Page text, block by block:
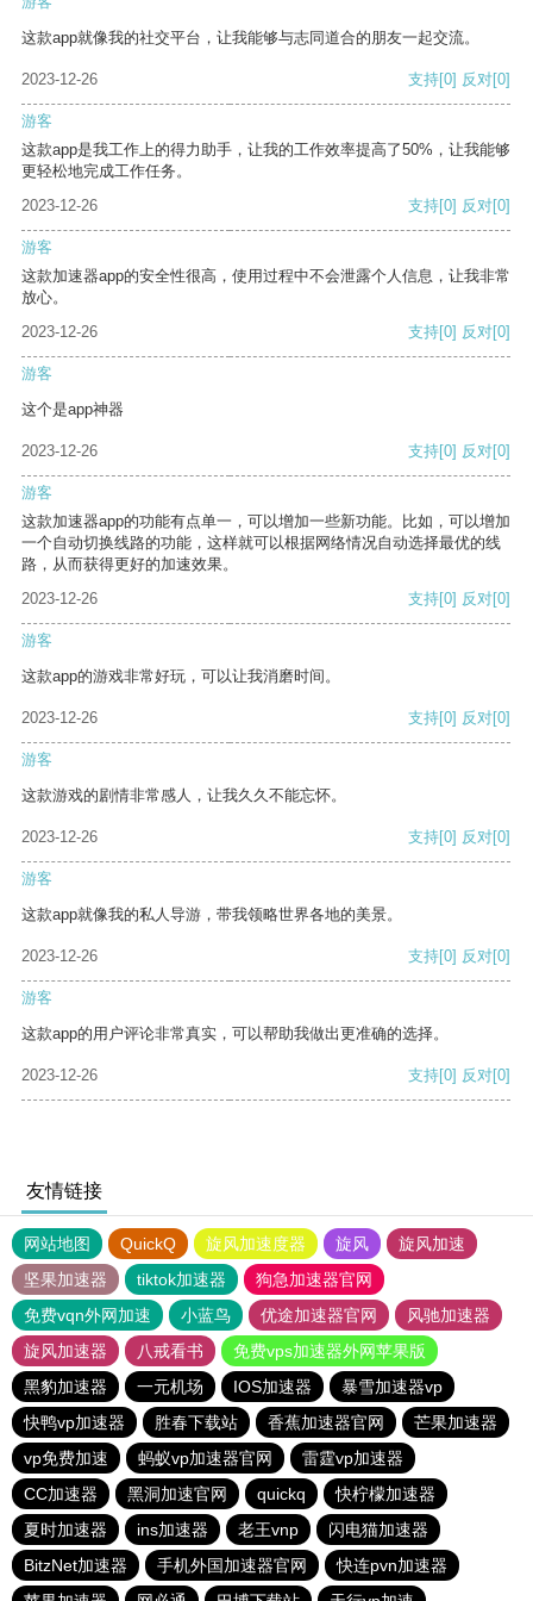
这款app就像我的社交平台，让我能够与志同道合的朋友一起交流。
2023-12-26 支持[0] 反对[0]
游客
这款app是我工作上的得力助手，让我的工作效率提高了50%，让我能够
更轻松地完成工作任务。
2023-12-26
支持[0] 反对[0]
游客
这款加速器app的安全性很高，使用过程中不会泄露个人信息，让我非常
放心。
2023-12-26
支持[0] 反对[0]
游客
这个是app神器
2023-12-26 支持[0] 反对[0]
游客
这款加速器app的功能有点单一，可以增加一些新功能。比如，可以增加
一个自动切换线路的功能，这样就可以根据网络情况自动选择最优的线
路，从而获得更好的加速效果。
2023-12-26
支持[0] 反对[0]
游客
这款app的游戏非常好玩，可以让我消磨时间。
2023-12-26 支持[0] 反对[0]
游客
这款游戏的剧情非常感人，让我久久不能忘怀。
2023-12-26 支持[0] 反对[0]
游客
这款app就像我的私人导游，带我领略世界各地的美景。
2023-12-26 支持[0] 反对[0]
游客
这款app的用户评论非常真实，可以帮助我做出更准确的选择。
2023-12-26 支持[0] 反对[0]
友情链接
网站地图 QuickQ 旋风加速度器 旋风
旋风加速
坚果加速器
tiktok加速器
狗急加速器官网
免费vqn外网加速
小蓝鸟 优途加速器官网
风驰加速器
旋风加速器
八戒看书
免费vps加速器外网苹果版
黑豹加速器
一元机场 IOS加速器
暴雪加速器vp
快鸭vp加速器
胜春下载站 香蕉加速器官网
芒果加速器
vp免费加速
蚂蚁vp加速器官网
雷霆vp加速器
CC加速器
黑洞加速官网 quickq
快柠檬加速器
夏时加速器
ins加速器 老王vnp
闪电猫加速器
BitzNet加速器
手机外国加速器官网
快连pvn加速器